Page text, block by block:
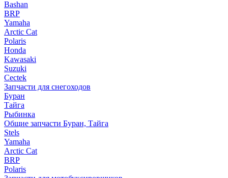
Bashan
BRP
Yamaha
Arctic Cat
Polaris
Honda
Kawasaki
Suzuki
Cectek
Запчасти для снегоходов
Буран
Тайга
Рыбинка
Общие запчасти Буран, Тайга
Stels
Yamaha
Arctic Cat
BRP
Polaris